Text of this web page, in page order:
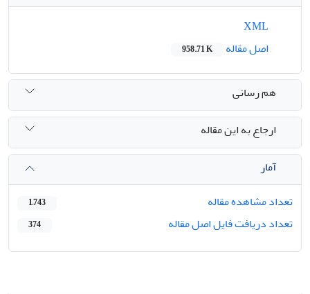
اصل مقاله
958.71 K
هم رسانی
ارجاع به این مقاله
آمار
تعداد مشاهده مقاله
1,743
تعداد دریافت فایل اصل مقاله 374